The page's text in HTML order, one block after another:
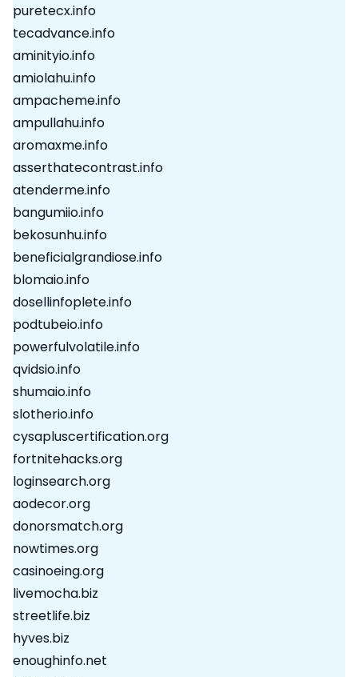
puretecx.info
tecadvance.info
aminityio.info
amiolahu.info
ampacheme.info
ampullahu.info
aromaxme.info
asserthatecontrast.info
atenderme.info
bangumiio.info
bekosunhu.info
beneficialgrandiose.info
blomaio.info
dosellinfoplete.info
podtubeio.info
powerfulvolatile.info
qvidsio.info
shumaio.info
slotherio.info
cysapluscertification.org
fortnitehacks.org
loginsearch.org
aodecor.org
donorsmatch.org
nowtimes.org
casinoeing.org
livemocha.biz
streetlife.biz
hyves.biz
enoughinfo.net